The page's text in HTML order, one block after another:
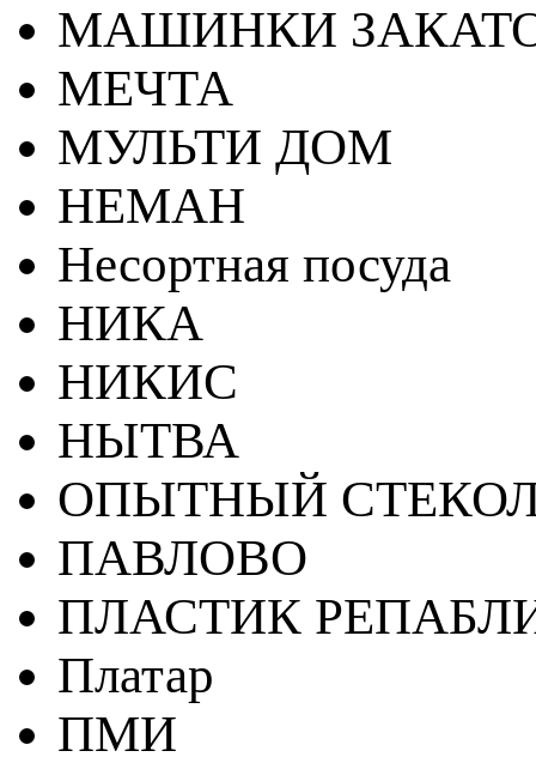
МАШИНКИ
МЕЧТА
МУЛЬТИ ДОМ
НЕМАН
Несортная посуда
НИКА
НИКИС
НЫТВА
ОПЫТНЫЙ
ПАВЛОВО
ПЛАСТИК
Платар
ПМИ